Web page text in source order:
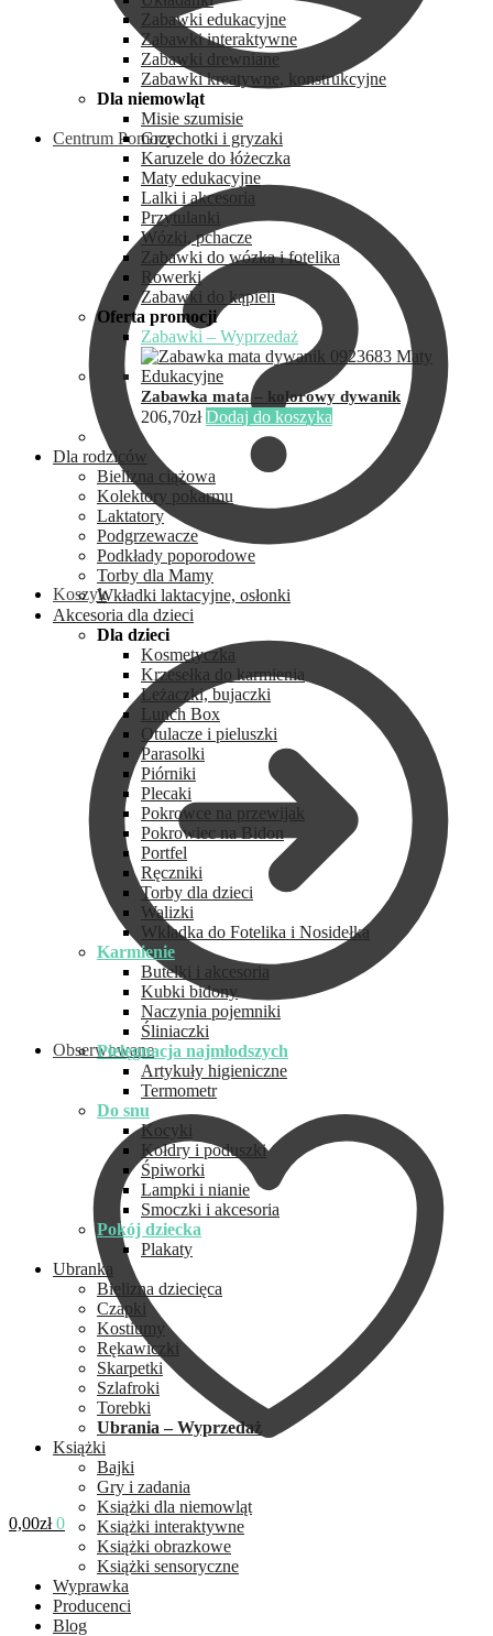
Centrum Pomocy
Koszyk
Obserwowane
0,00zł 0
Zabawki edukacyjne
Zabawki interaktywne
Zabawki drewniane
Zabawki kreatywne, konstrukcyjne
Dla niemowląt
Misie szumisie
Grzechotki i gryzaki
Karuzele do łóżeczka
Maty edukacyjne
Lalki i akcesoria
Przytulanki
Wózki, pchacze
Zabawki do wózka i fotelika
Rowerki
Zabawki do kąpieli
Oferta promocji
Zabawki – Wyprzedaż
Zabawka mata – kolorowy dywanik
206,70zł Dodaj do koszyka
Dla rodziców
Bielizna ciążowa
Kolektory pokarmu
Laktatory
Podgrzewacze
Podkłady poporodowe
Torby dla Mamy
Wkładki laktacyjne, osłonki
Akcesoria dla dzieci
Dla dzieci
Kosmetyczka
Krzesełka do karmienia
Leżaczki, bujaczki
Lunch Box
Otulacze i pieluszki
Parasolki
Piórniki
Plecaki
Pokrowce na przewijak
Pokrowiec na Bidon
Portfel
Ręczniki
Torby dla dzieci
Walizki
Wkładka do Fotelika i Nosidełka
Karmienie
Butelki i akcesoria
Kubki bidony
Naczynia pojemniki
Śliniaczki
Pielęgnacja najmłodszych
Artykuły higieniczne
Termometr
Do snu
Kocyki
Kołdry i poduszki
Śpiworki
Lampki i nianie
Smoczki i akcesoria
Pokój dziecka
Plakaty
Ubranka
Bielizna dziecięca
Czapki
Kostiumy
Rękawiczki
Skarpetki
Szlafroki
Torebki
Ubrania – Wyprzedaż
Książki
Bajki
Gry i zadania
Książki dla niemowląt
Książki interaktywne
Książki obrazkowe
Książki sensoryczne
Wyprawka
Producenci
Blog